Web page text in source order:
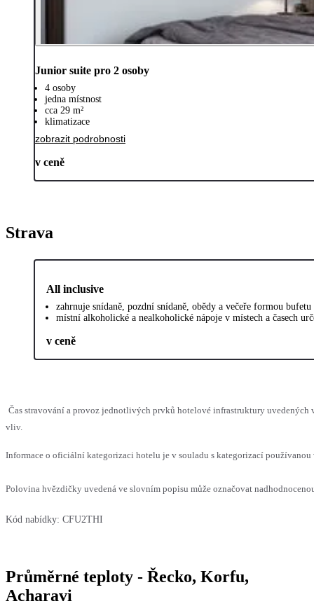
Junior suite pro 2 osoby
4 osoby
jedna místnost
cca 29 m²
klimatizace
zobrazit podrobnosti
v ceně
Strava
All inclusive
zahrnuje snídaně, pozdní snídaně, obědy a večeře formou
místní alkoholické a nealkoholické nápoje v místech a časech
v ceně
Čas stravování a provoz jednotlivých prvků hotelové infrastruktury uvedených
vliv.
Informace o oficiální kategorizaci hotelu je v souladu s kategorizací
Polovina hvězdičky uvedená ve slovním popisu může označovat
Kód nabídky: CFU2THI
Průměrné teploty - Řecko, Korfu,
Acharavi